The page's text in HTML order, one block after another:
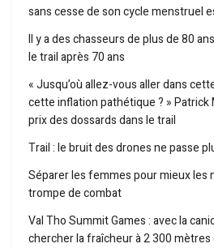
sans cesse de son cycle menstruel
Il y a des chasseurs de plus de 80
le trail après 70 ans
« Jusqu’où allez-vous aller dans
cette inflation pathétique ? » Patrick
prix des dossards dans le trail
Trail : le bruit des drones ne passe
Séparer les femmes pour mieux les
trompe de combat
Val Tho Summit Games : avec la
chercher la fraîcheur à 2 300